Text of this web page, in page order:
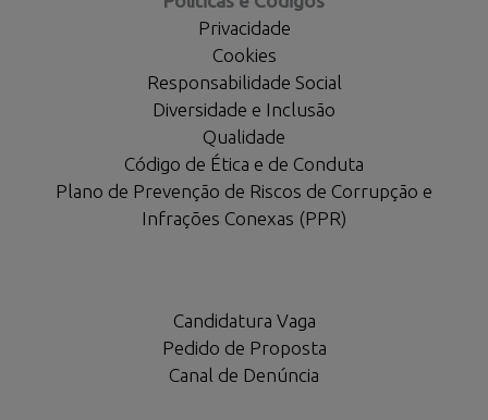
Privacidade
Cookies
Responsabilidade Social
Diversidade e Inclusão
Qualidade
Código de Ética e de Conduta
Plano de Prevenção de Riscos de Corrupção e
Infrações Conexas (PPR)
Candidatura Vaga
Pedido de Proposta
Canal de Denúncia